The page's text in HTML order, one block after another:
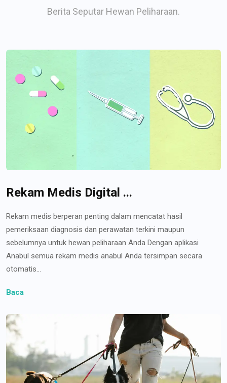
Berita Seputar Hewan Peliharaan.
Rekam Medis Digital ...
Rekam medis berperan penting dalam mencatat hasil
pemeriksaan diagnosis dan perawatan terkini maupun
sebelumnya untuk hewan peliharaan Anda Dengan aplikasi
Anabul semua rekam medis anabul Anda tersimpan secara
otomatis...
Baca